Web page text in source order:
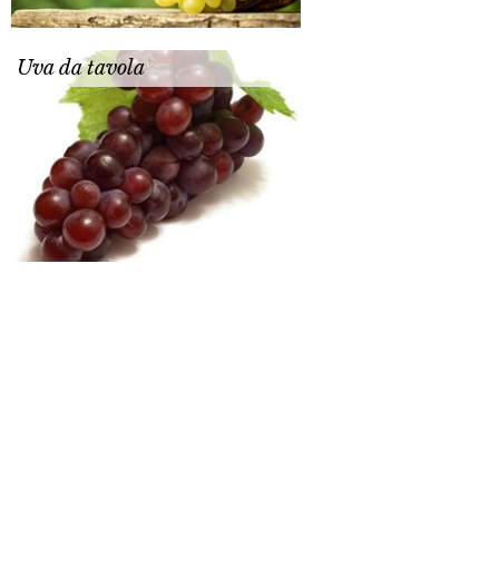
Uva da tavola